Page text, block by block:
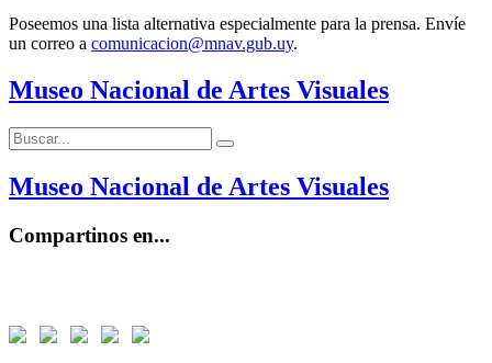
Poseemos una lista alternativa especialmente para la prensa. Envíe
un correo a comunicacion@mnav.gub.uy.
Museo Nacional de Artes Visuales
Buscar:
Buscar
Museo Nacional de Artes Visuales
Compartinos en...